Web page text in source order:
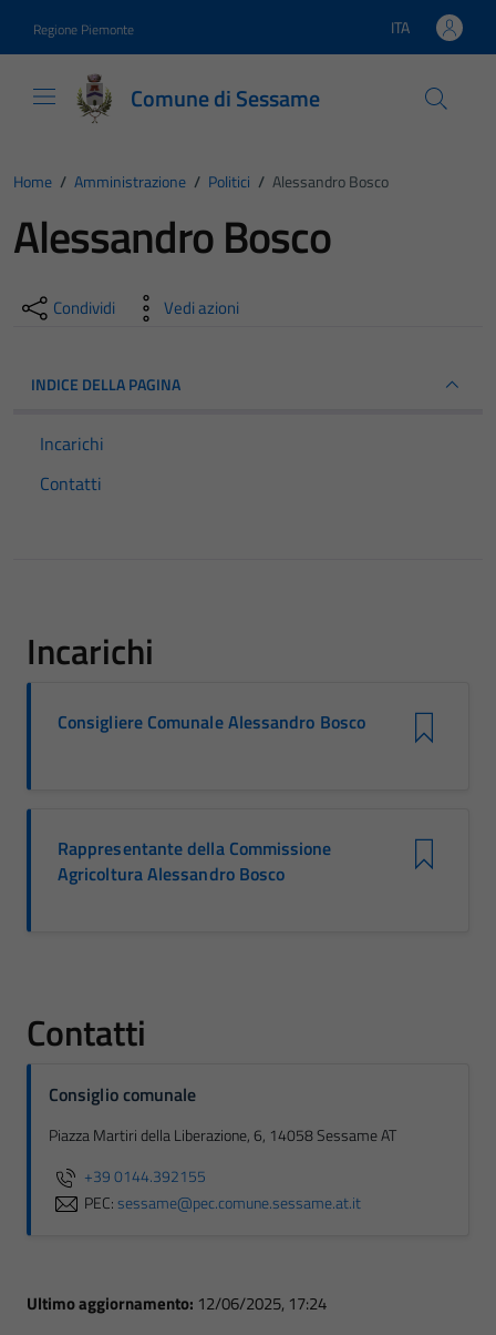
Regione Piemonte Lingua attiva:
ITA
Comune di Sessame
Home / Amministrazione / Politici / Alessandro Bosco
Alessandro Bosco
Condividi Vedi azioni
INDICE DELLA PAGINA
Incarichi
Contatti
Incarichi
Consigliere Comunale Alessandro Bosco
Rappresentante della Commissione
Agricoltura Alessandro Bosco
Contatti
Consiglio comunale
Piazza Martiri della Liberazione, 6, 14058 Sessame AT
+39 0144.392155
PEC:sessame@pec.comune.sessame.at.it
Ultimo aggiornamento: 12/06/2025, 17:24